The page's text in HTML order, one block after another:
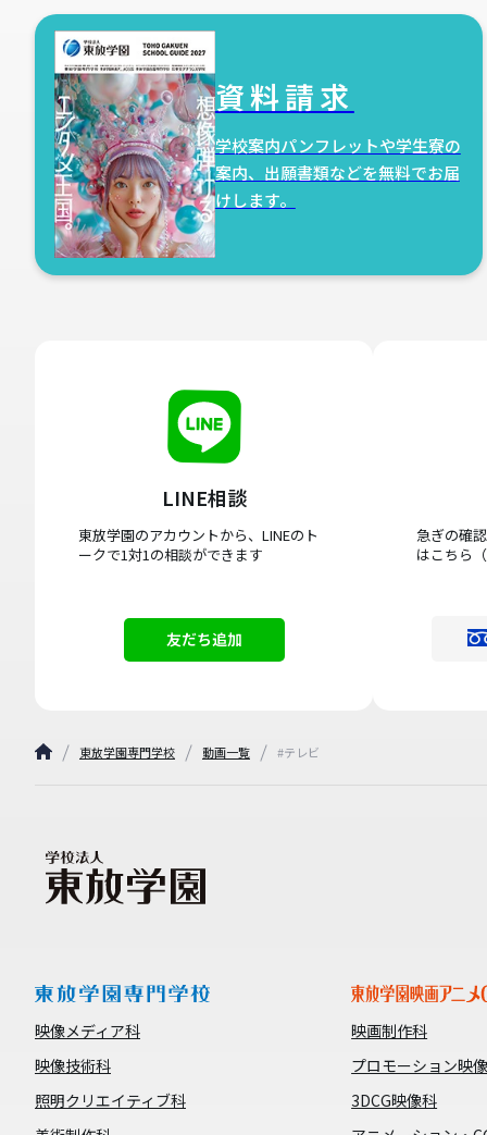
資料請求
学校案内パンフレットや学生寮の
案内、出願書類などを無料でお届
けします。
LINE相談
東放学園のアカウントから、LINEのト
ークで1対1の相談ができます
友だち追加
急ぎの確
はこちら
東放学園専門学校 動画一覧 #テレビ
映像メディア科
映像技術科
照明クリエイティブ科
映画制作科
プロモーション映
3DCG映像科